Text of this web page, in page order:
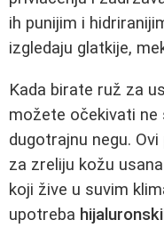
ih punijim i
izgledaju glatkije,
Kada birate ruž za
možete očekivati ne
dugotrajnu negu.
za zreliju kožu
koji žive u suvim
upotreba